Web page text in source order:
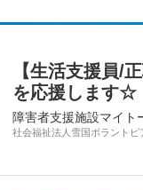
【生活支援員/
を応援します☆
障害者支援施設マイト
社会福祉法人雪国ボラントピ